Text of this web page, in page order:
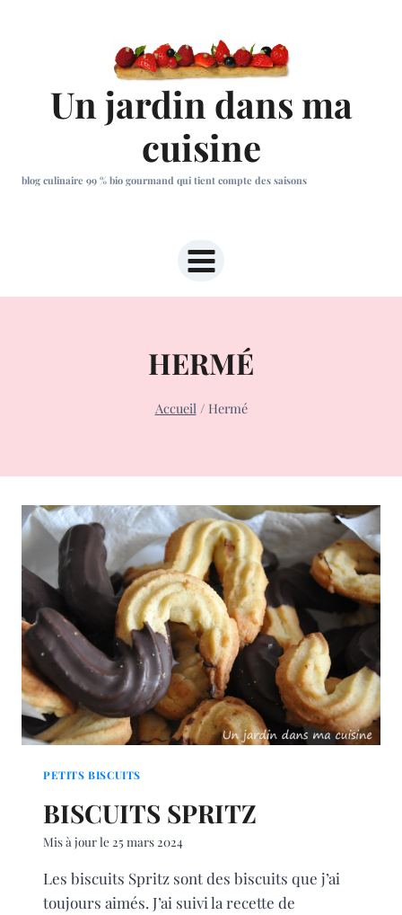
Un jardin dans ma
cuisine
blog culinaire 99 % bio gourmand qui tient compte des saisons
HERMÉ
Accueil / Hermé
PETITS BISCUITS
BISCUITS SPRITZ
Mis à jour le 25 mars 2024
Les biscuits Spritz sont des biscuits que j’ai
toujours aimés. J’ai suivi la recette de